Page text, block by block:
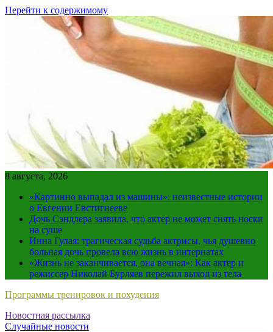
Перейти к содержимому
8 августа, 2026
«Картинно выпадал из машины»: неизвестные истории
о Евгении Евстигнееве
Дочь Сэндлера заявила, что актер не может снять носки
на суше
Инна Гулая: трагическая судьба актрисы, чья душевно
больная дочь провела всю жизнь в интернатах
«Жизнь не заканчивается, она вечная»: Как актер и
режиссер Николай Бурляев пережил выход из тела
Программы тренировок и похудения
Новостная рассылка
Случайные новости